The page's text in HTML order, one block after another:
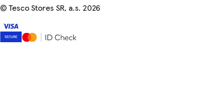
©Tesco Stores SR, a.s. 2026